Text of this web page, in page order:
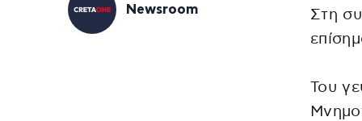
Newsroom
Στη
Του